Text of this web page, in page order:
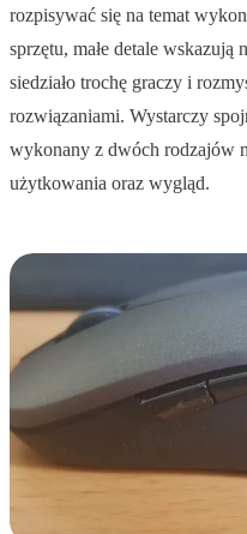
rozpisywać się na temat
sprzętu, małe detale
siedziało trochę graczy i
rozwiązaniami. Wystarczy
wykonany z dwóch rodzajów
użytkowania oraz wygląd.